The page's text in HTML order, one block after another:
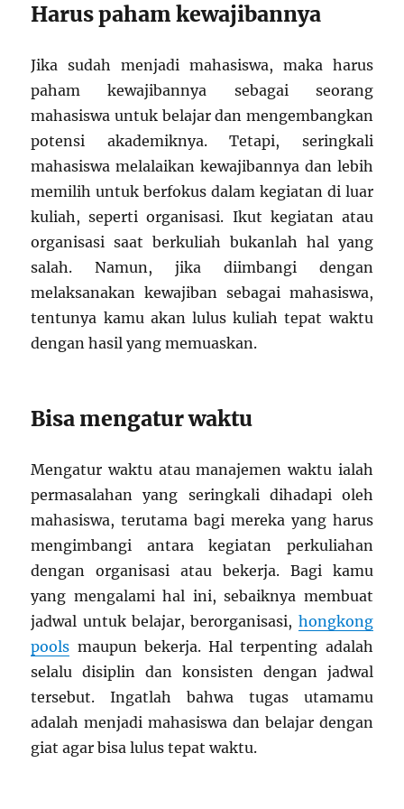
Harus paham kewajibannya
Jika sudah menjadi mahasiswa, maka harus
paham kewajibannya sebagai seorang
mahasiswa untuk belajar dan mengembangkan
potensi akademiknya. Tetapi, seringkali
mahasiswa melalaikan kewajibannya dan lebih
memilih untuk berfokus dalam kegiatan di luar
kuliah, seperti organisasi. Ikut kegiatan atau
organisasi saat berkuliah bukanlah hal yang
salah. Namun, jika diimbangi dengan
melaksanakan kewajiban sebagai mahasiswa,
tentunya kamu akan lulus kuliah tepat waktu
dengan hasil yang memuaskan.
Bisa mengatur waktu
Mengatur waktu atau manajemen waktu ialah
permasalahan yang seringkali dihadapi oleh
mahasiswa, terutama bagi mereka yang harus
mengimbangi antara kegiatan perkuliahan
dengan organisasi atau bekerja. Bagi kamu
yang mengalami hal ini, sebaiknya membuat
jadwal untuk belajar, berorganisasi, hongkong
pools maupun bekerja. Hal terpenting adalah
selalu disiplin dan konsisten dengan jadwal
tersebut. Ingatlah bahwa tugas utamamu
adalah menjadi mahasiswa dan belajar dengan
giat agar bisa lulus tepat waktu.